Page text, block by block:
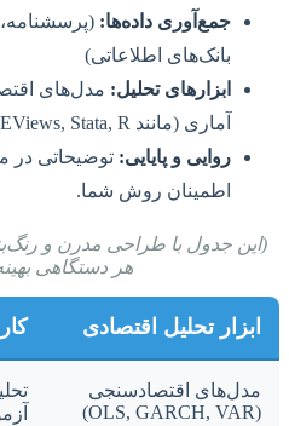
جمع‌آوری داده‌ها: (پرسشنامه،
بانک‌های اطلاعاتی)
ابزارهای تحلیل: مدل‌های
آماری (مانند EViews, Stata, R)، تحلیل محتوا و…
روایی و پایایی: توضیحاتی در
اطمینان روش شما.
(این جدول با طراحی مدرن و
هر دستگاهی
ابزار تحلیل اقتصادی
مدل‌های اقتصادسنجی
(OLS, GARCH, VAR)